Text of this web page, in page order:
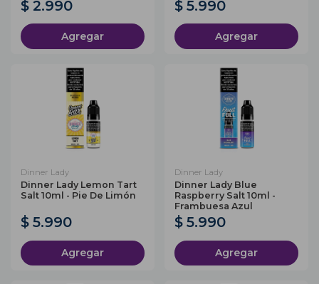
$ 2.990
Agregar
$ 5.990
Agregar
Dinner Lady
Dinner Lady Lemon Tart
Salt 10ml - Pie De Limón
$ 5.990
Agregar
Dinner Lady
Dinner Lady Blue
Raspberry Salt 10ml -
Frambuesa Azul
$ 5.990
Agregar